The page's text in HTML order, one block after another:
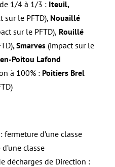
1/4 à 1/3 : Iteuil,
sur le PFTD), Nouaillé
sur le PFTD), Rouillé
,Smarves (impact sur le
Poitou Lafond
à 100% : Poitiers Brel
: fermeture d’une classe
classe
décharges de Direction :